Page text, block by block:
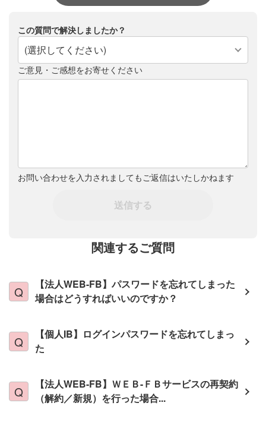
この質問で解決しましたか？
(選択してください)
ご意見・ご感想をお寄せください
お問い合わせを入力されましてもご返信はいたしかねます
送信する
関連するご質問
【法人WEB-FB】パスワードを忘れてしまった
場合はどうすればいいのですか？
【個人IB】ログインパスワードを忘れてしまっ
た
【法人WEB-FB】ＷＥＢ-ＦＢサービスの再契約
（解約／新規）を行った場合...